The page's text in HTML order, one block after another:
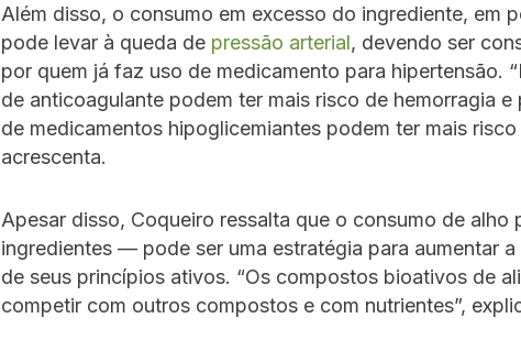
Além disso, o consumo em excesso do ingrediente, em
pode levar à queda de pressão arterial, devendo ser
por quem já faz uso de medicamento para hipertensão.
de anticoagulante podem ter mais risco de hemorragia e
de medicamentos hipoglicemiantes podem ter mais risco
acrescenta.
Apesar disso, Coqueiro ressalta que o consumo de
ingredientes — pode ser uma estratégia para aumentar
de seus princípios ativos. “Os compostos bioativos de
competir com outros compostos e com nutrientes”,